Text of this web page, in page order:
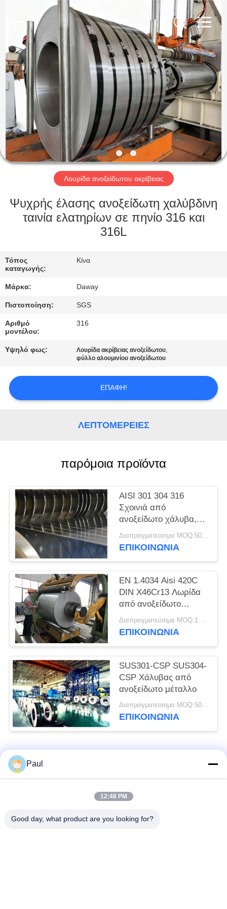
ΣΠΊΤΙ
ΠΡΟΪΌΝΤΑ
ΒΊΝΤΕΟ
ΠΕΡΊΠΟΥ
ΕΜΕΊΣ
ΓΎΡΟΣ
ΕΡΓΟΣΤΑΣΊΩΝ
ΈΛΕΓΧΟΣ
ΜΑΣ
ΕΛΆΤΕ
ΣΕ
ΕΠΑΦΉ
ΖΗΤΉΣΤΕ
ΑΠΌΣΠΑΣΜΑ
SITEMAP
PRIVACY
POLICY
Reserved.
Λουρίδα ανοξείδωτου ακρίβειας
Ψυχρής έλασης ανοξείδωτη χαλύβδινη
ταινία ελατηρίων σε πηνίο 316 και
316L
Τόπος
καταγωγής:
Κίνα
Μάρκα: Daway
Πιστοποίηση: SGS
Αριθμό
μοντέλου:
316
Υψηλό φως: Λουρίδα ακρίβειας ανοξείδωτου,
φύλλο αλουμινίου ανοξείδωτου
ΕΠΑΦΉ!
ΛΕΠΤΟΜΈΡΕΙΕΣ
παρόμοια προϊόντα
AISI 301 304 316
Σχοινιά από
ανοξείδωτο χάλυβα,
λωρίδες ακριβείας,
φύλλα, πλάκες
Διαπραγματεύσιμα MOQ:500 κλ
ΕΠΙΚΟΙΝΩΝΊΑ
EN 1.4034 Aisi 420C
DIN X46Cr13 Λωρίδα
από ανοξείδωτο
χάλυβα ψυχρής
έλασης σε πηνίο
Διαπραγματεύσιμα MOQ:1 τόνος
ΕΠΙΚΟΙΝΩΝΊΑ
SUS301-CSP SUS304-
CSP Χάλυβας από
ανοξείδωτο μέταλλο
Διαπραγματεύσιμα MOQ:500 κλ
ΕΠΙΚΟΙΝΩΝΊΑ
Λαϊκή κατηγορία
Σκληραίνοντας
Paul
12:48 PM
Good day, what product are you looking for?